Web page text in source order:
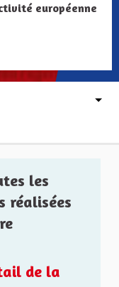
européenne
les
réalisées
de la